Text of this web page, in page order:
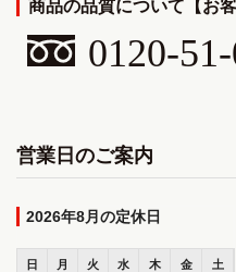
商品の品質について【お客
0120-
営業日のご案内
2026年8月
日 月 火 水 木 金 土